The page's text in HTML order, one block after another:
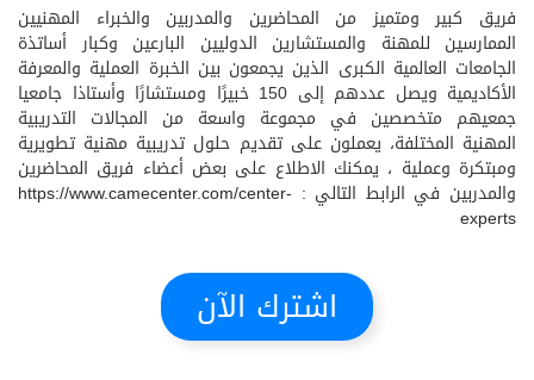
فريق كبير ومتميز من المحاضرين والمدربين والخبراء المهنيين
الممارسين للمهنة والمستشارين الدوليين البارعين وكبار أساتذة
الجامعات العالمية الكبرى الذين يجمعون بين الخبرة العملية والمعرفة
الأكاديمية ويصل عددهم إلى 150 خبيرًا ومستشارًا وأستاذا جامعيا
جمعيهم متخصصين في مجموعة واسعة من المجالات التدريبية
المهنية المختلفة، يعملون على تقديم حلول تدريبية مهنية تطويرية
ومبتكرة وعملية ، يمكنك الاطلاع على بعض أعضاء فريق المحاضرين
والمدربين في الرابط التالي : https://www.camecenter.com/center-
experts
اشترك الآن